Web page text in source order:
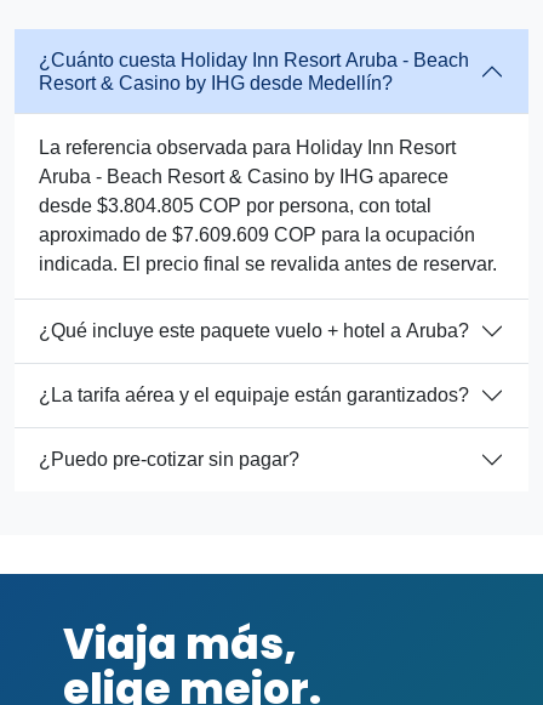
¿Cuánto cuesta Holiday Inn Resort Aruba - Beach
Resort & Casino by IHG desde Medellín?
La referencia observada para Holiday Inn Resort
Aruba - Beach Resort & Casino by IHG aparece
desde $3.804.805 COP por persona, con total
aproximado de $7.609.609 COP para la ocupación
indicada. El precio final se revalida antes de reservar.
¿Qué incluye este paquete vuelo + hotel a Aruba?
¿La tarifa aérea y el equipaje están garantizados?
¿Puedo pre-cotizar sin pagar?
Viaja más,
elige mejor.